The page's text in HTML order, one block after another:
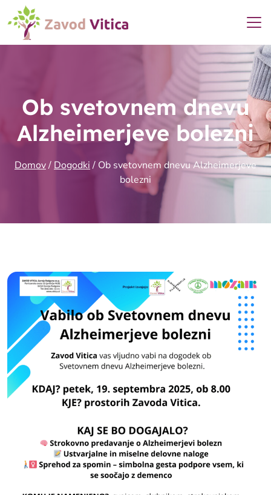
Ob svetovnem dnevu
Alzheimerjeve bolezni
Domov/ Dogodki/ Ob svetovnem dnevu Alzheimerjeve
bolezni